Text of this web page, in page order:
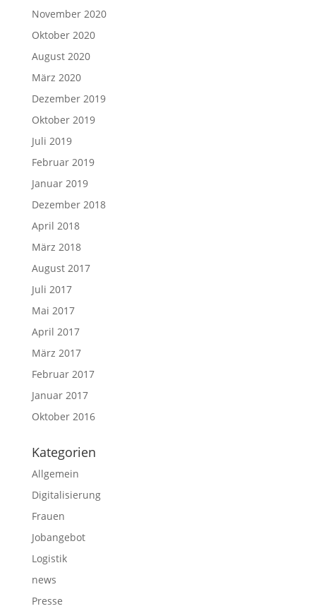
November 2020
Oktober 2020
August 2020
März 2020
Dezember 2019
Oktober 2019
Juli 2019
Februar 2019
Januar 2019
Dezember 2018
April 2018
März 2018
August 2017
Juli 2017
Mai 2017
April 2017
März 2017
Februar 2017
Januar 2017
Oktober 2016
Kategorien
Allgemein
Digitalisierung
Frauen
Jobangebot
Logistik
news
Presse